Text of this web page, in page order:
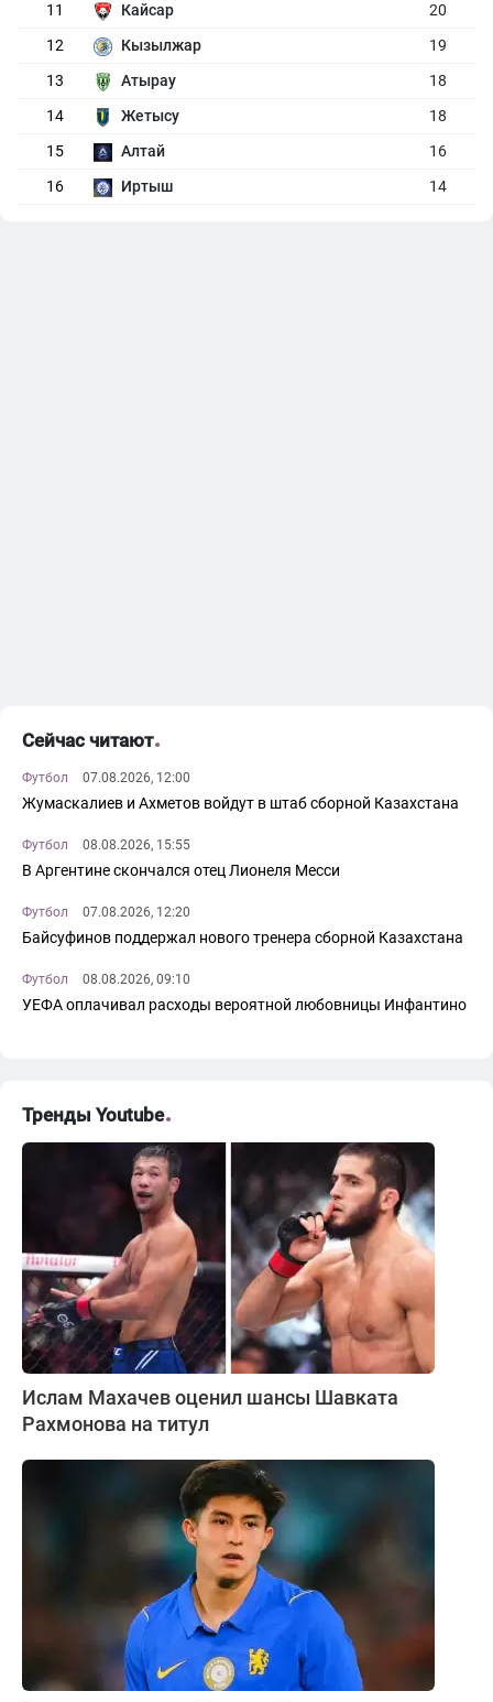
11
Кайсар
20
12
Кызылжар
19
13
Атырау
18
14
Жетысу
18
15
Алтай
16
16
Иртыш 14
Сейчас читают
Футбол 07.08.2026, 12:00
Жумаскалиев и Ахметов войдут в штаб сборной Казахстана
Футбол 08.08.2026, 15:55
В Аргентине скончался отец Лионеля Месси
Футбол 07.08.2026, 12:20
Байсуфинов поддержал нового тренера сборной Казахстана
Футбол 08.08.2026, 09:10
УЕФА оплачивал расходы вероятной любовницы Инфантино
Тренды Youtube
Ислам Махачев оценил шансы Шавката
Рахмонова на титул